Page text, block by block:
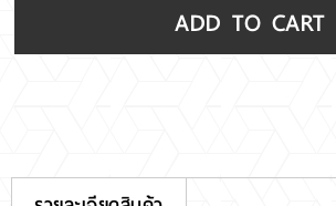
ADD TO CART